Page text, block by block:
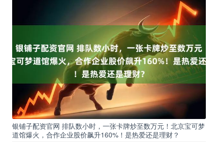
银铺子配资官网 排队数小时，一张卡牌炒至数万元！北京宝可梦
道馆爆火，合作企业股价飙升160%！是热爱还是理财？